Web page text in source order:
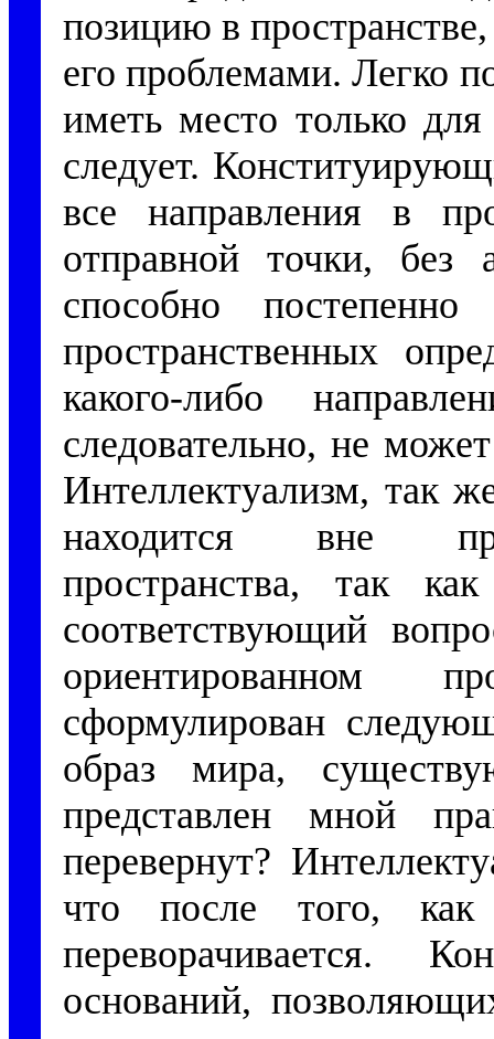
позицию в
его проблемами. Легко
иметь место только
следует.
все направления в
отправной точки, без
способно постепенно
пространственных
какого-либо
следовательно, не
Интеллектуализм, так
находится вне
пространства, так
соответствующий
ориентированном
сформулирован
образ мира,
представлен мной
перевернут?
что после того,
переворачивается.
оснований,